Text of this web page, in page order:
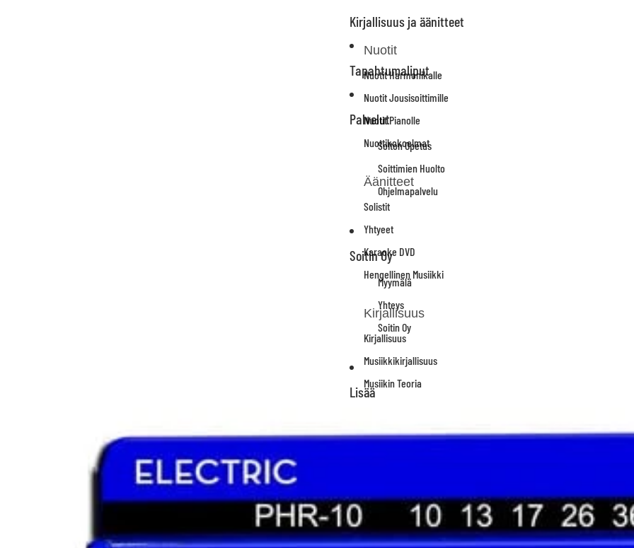
Kirjallisuus ja äänitteet
Nuotit
Nuotit Harmonikalle
Nuotit Jousisoittimille
Nuotit Pianolle
Nuottikokoelmat
Äänitteet
Solistit
Yhtyeet
Karaoke DVD
Hengellinen Musiikki
Kirjallisuus
Kirjallisuus
Musiikkikirjallisuus
Musiikin Teoria
Tapahtumaliput
Palvelut
Soiton Opetus
Soittimien Huolto
Ohjelmapalvelu
Soitin Oy
Myymälä
Yhteys
Soitin Oy
Lisää